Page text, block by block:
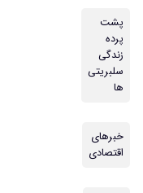
پشت
پرده
زندگی
سلبریتی
ها
خبرهای
اقتصادی